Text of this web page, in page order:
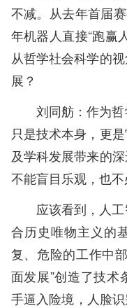
不减。从去年首届
年机器人直接“跑赢
从哲学社会科学的
展？
刘同舫：作为
只是技术本身，更
及学科发展带来的
不能盲目乐观，也不
应该看到，人
合历史唯物主义的
复、危险的工作中
面发展”创造了技术
手逼入险境，人脸